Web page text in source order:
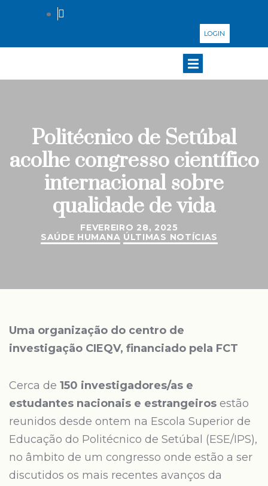
LOGIN
Politécnico de Setúbal
acolhe congresso científico
internacional sobre
qualidade de vida
FEVEREIRO 28, 2025
SAÚDE HUMANA ÚLTIMAS NOTÍCIAS
Uma organização do centro de
investigação CIEQV, financiado pela FCT
Cerca de 150 investigadores/as e
estudantes nacionais e estrangeiros estão
reunidos desde ontem na Escola Superior de
Educação do Politécnico de Setúbal (ESE/IPS),
no âmbito de um congresso onde estão a ser
discutidos os mais recentes avanços da